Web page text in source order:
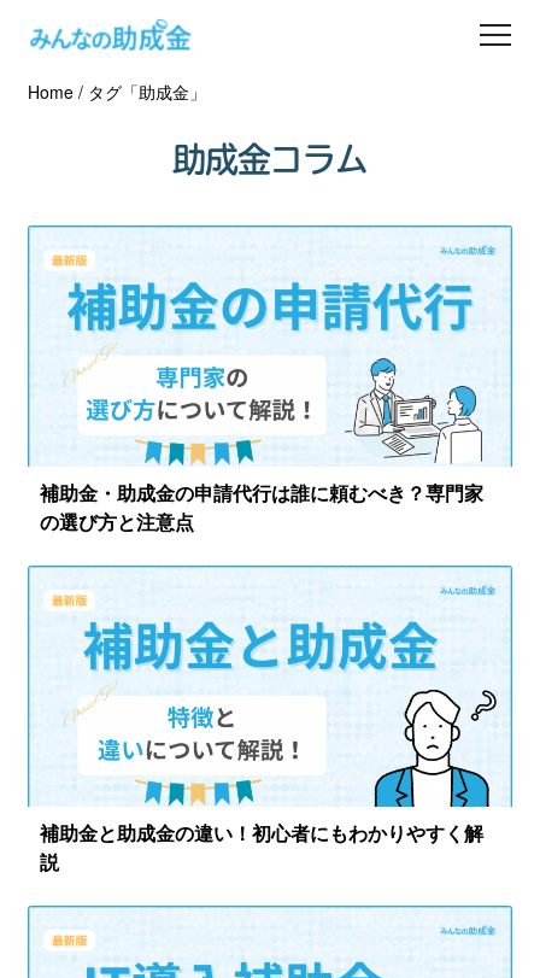
助成金を探す
助成金コラム
専門家一覧
ダウンロード
会員登録
Home/ タグ「助成金」
助成金コラム
補助金・助成金の申請代行は誰に頼むべき？専門家
の選び方と注意点
補助金と助成金の違い！初心者にもわかりやすく解
説